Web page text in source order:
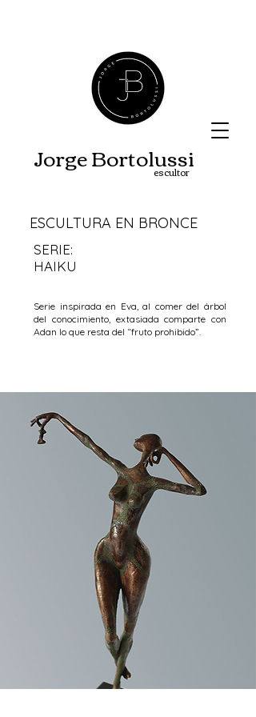
Jorge Bortolussi
escultor
SERIE:
HAIKU
Serie inspirada en Eva, al comer del árbol
del conocimiento, extasiada comparte con
Adan lo que resta del “fruto prohibido”.
ESCULTURA EN BRONCE